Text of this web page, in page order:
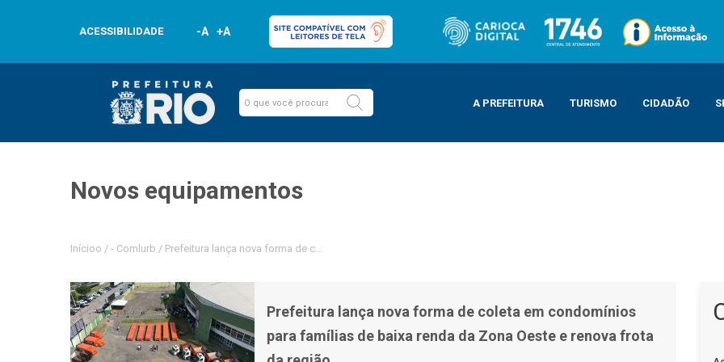
ACESSIBILIDADE -A +A
A PREFEITURA TURISMO CIDADÃO
Novos equipamentos
Inícioo / - Comlurb / Prefeitura lança nova forma de coleta em condomínios para famílias de baixa renda da Zona Oeste e renova frota da
Prefeitura lança nova forma de coleta em condomínios
para famílias de baixa renda da Zona Oeste e renova frota